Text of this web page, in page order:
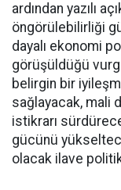
ardından yazılı
öngörülebilirliği
dayalı ekonomi
görüşüldüğü
belirgin bir
sağlayacak, mali
istikrarı
gücünü
olacak ilave